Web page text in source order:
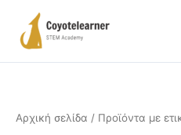
περιεχόμενο
Αρχική σελίδα / Προϊόντα με